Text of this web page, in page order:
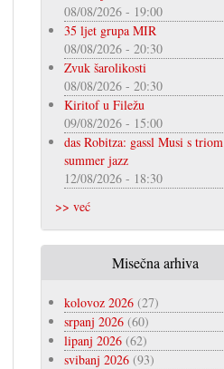
08/08/2026 - 19:00
35 ljet grupa MIR
08/08/2026 - 20:30
Zvuk šarolikosti
08/08/2026 - 20:30
Kiritof u Filežu
09/08/2026 - 15:00
das Robitza: gassl Musi s triom
summer jazz
12/08/2026 - 18:30
>> već
Misečna arhiva
kolovoz 2026(27)
srpanj 2026(60)
lipanj 2026(62)
svibanj 2026(93)